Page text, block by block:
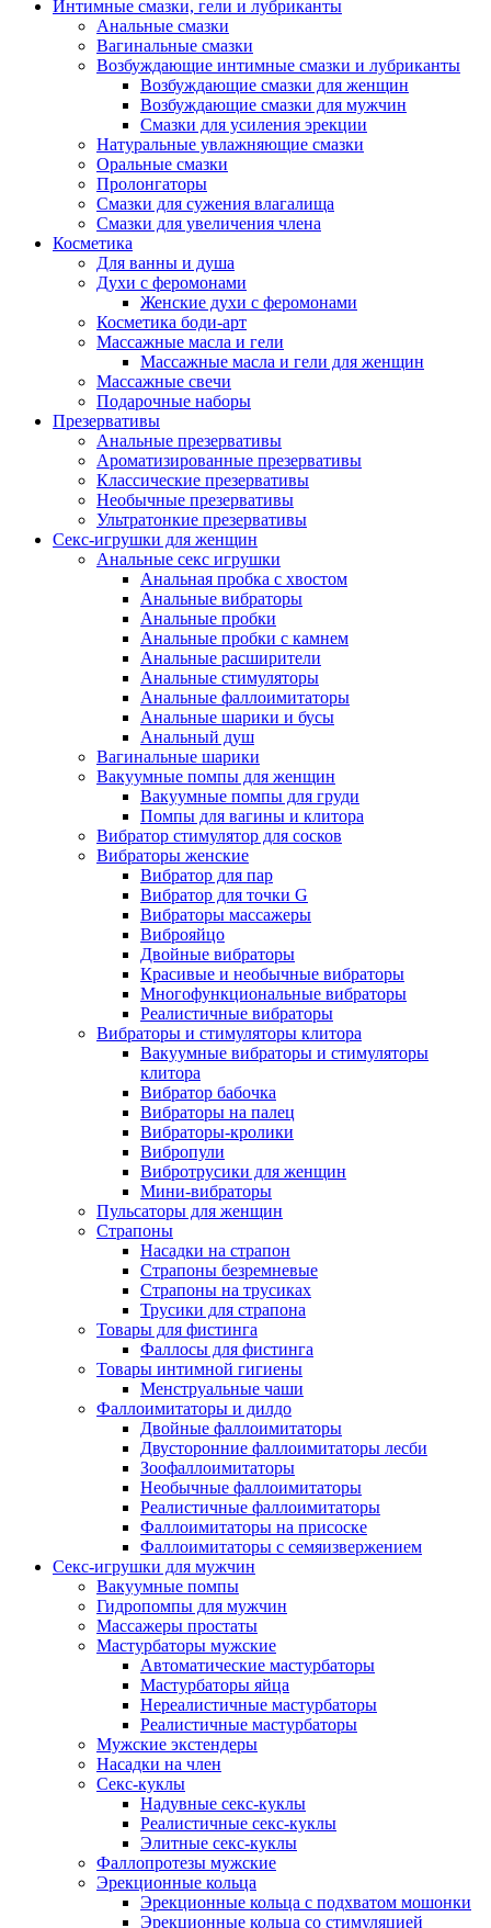
Интимные смазки, гели и лубриканты
Анальные смазки
Вагинальные смазки
Возбуждающие интимные смазки и лубриканты
Возбуждающие смазки для женщин
Возбуждающие смазки для мужчин
Смазки для усиления эрекции
Натуральные увлажняющие смазки
Оральные смазки
Пролонгаторы
Смазки для сужения влагалища
Смазки для увеличения члена
Косметика
Для ванны и душа
Духи с феромонами
Женские духи с феромонами
Косметика боди-арт
Массажные масла и гели
Массажные масла и гели для женщин
Массажные свечи
Подарочные наборы
Презервативы
Анальные презервативы
Ароматизированные презервативы
Классические презервативы
Необычные презервативы
Ультратонкие презервативы
Секс-игрушки для женщин
Анальные секс игрушки
Анальная пробка с хвостом
Анальные вибраторы
Анальные пробки
Анальные пробки с камнем
Анальные расширители
Анальные стимуляторы
Анальные фаллоимитаторы
Анальные шарики и бусы
Анальный душ
Вагинальные шарики
Вакуумные помпы для женщин
Вакуумные помпы для груди
Помпы для вагины и клитора
Вибратор стимулятор для сосков
Вибраторы женские
Вибратор для пар
Вибратор для точки G
Вибраторы массажеры
Виброяйцо
Двойные вибраторы
Красивые и необычные вибраторы
Многофункциональные вибраторы
Реалистичные вибраторы
Вибраторы и стимуляторы клитора
Вакуумные вибраторы и стимуляторы
клитора
Вибратор бабочка
Вибраторы на палец
Вибраторы-кролики
Вибропули
Вибротрусики для женщин
Мини-вибраторы
Пульсаторы для женщин
Страпоны
Насадки на страпон
Страпоны безремневые
Страпоны на трусиках
Трусики для страпона
Товары для фистинга
Фаллосы для фистинга
Товары интимной гигиены
Менструальные чаши
Фаллоимитаторы и дилдо
Двойные фаллоимитаторы
Двусторонние фаллоимитаторы лесби
Зоофаллоимитаторы
Необычные фаллоимитаторы
Реалистичные фаллоимитаторы
Фаллоимитаторы на присоске
Фаллоимитаторы с семяизвержением
Секс-игрушки для мужчин
Вакуумные помпы
Гидропомпы для мужчин
Массажеры простаты
Мастурбаторы мужские
Автоматические мастурбаторы
Мастурбаторы яйца
Нереалистичные мастурбаторы
Реалистичные мастурбаторы
Мужские экстендеры
Насадки на член
Секс-куклы
Надувные секс-куклы
Реалистичные секс-куклы
Элитные секс-куклы
Фаллопротезы мужские
Эрекционные кольца
Эрекционные кольца с подхватом мошонки
Эрекционные кольца со стимуляцией